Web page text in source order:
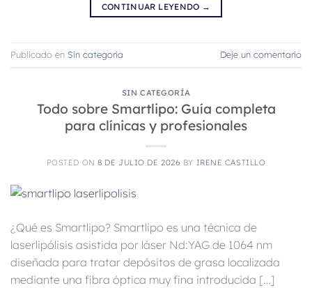
CONTINUAR LEYENDO →
Publicado en Sin categoría Deje un comentario
SIN CATEGORÍA
Todo sobre Smartlipo: Guía completa
para clínicas y profesionales
POSTED ON8 DE JULIO DE 2026 BY IRENE CASTILLO
¿Qué es Smartlipo? Smartlipo es una técnica de
laserlipólisis asistida por láser Nd:YAG de 1064 nm
diseñada para tratar depósitos de grasa localizada
mediante una fibra óptica muy fina introducida […]